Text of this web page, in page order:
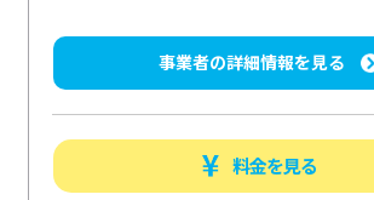
事業者の詳細情報を見る
料金を見る